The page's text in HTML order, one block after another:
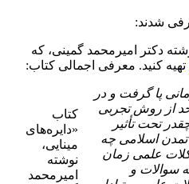
شدند:
دکتر امیر‌محمد گمینی، که
تهیه کنید. معرفی اجمالی کتاب:
کتاب
«دایره‌های
مینایی،
نوشته
امیرمحمد
پا‌ گرفت و در
از روش تجربی
تحت تأثیر
اسلامی چه
علمی زمان
سوالات و